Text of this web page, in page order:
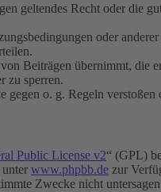
geltendes Recht oder die
oder
Beiträgen übernimmt, die
zu sperren.
o. g. Regeln
Public License v2“ (GPL)
www.phpbb.de zur
Zwecke nicht